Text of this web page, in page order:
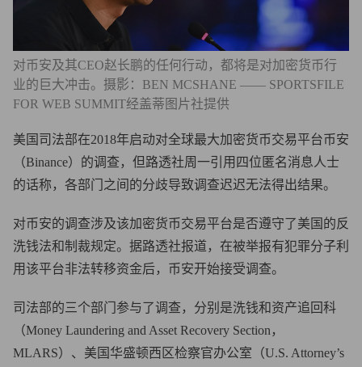
对币安及其CEO赵长鹏的任何行动，都将是对加密货币行
业的巨大冲击。摄影：BEN MCSHANE —— SPORTSFILE
FOR WEB SUMMIT经盖蒂图片社提供
美国司法部在2018年启动对全球最大加密货币交易平台币安
（Binance）的调查，但路透社周一引用四位匿名消息人士
的话称，各部门之间的分歧导致调查迟迟无法得出结果。
对币安的调查涉及该加密货币交易平台是否遵守了美国的反
洗钱法和制裁规定。据路透社报道，在被举报有犯罪分子利
用该平台非法转移资金后，币安开始接受调查。
司法部的三个部门参与了调查，分别是洗钱和资产追回科
（Money Laundering and Asset Recovery Section，
MLARS）、美国华盛顿西区检察官办公室（U.S. Attorney’s